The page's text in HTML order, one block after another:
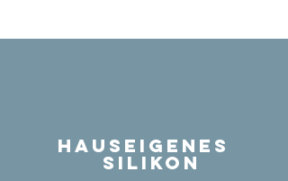
Hauseigenes
Silikon